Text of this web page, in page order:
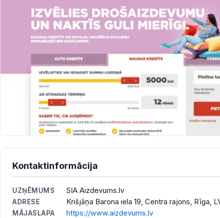
Kontaktinformācija
UZŅĒMUMS SIA Aizdevums.lv
ADRESE Krišjāņa Barona iela 19, Centra rajons, Rīga,
MĀJASLAPA https://www.aizdevums.lv